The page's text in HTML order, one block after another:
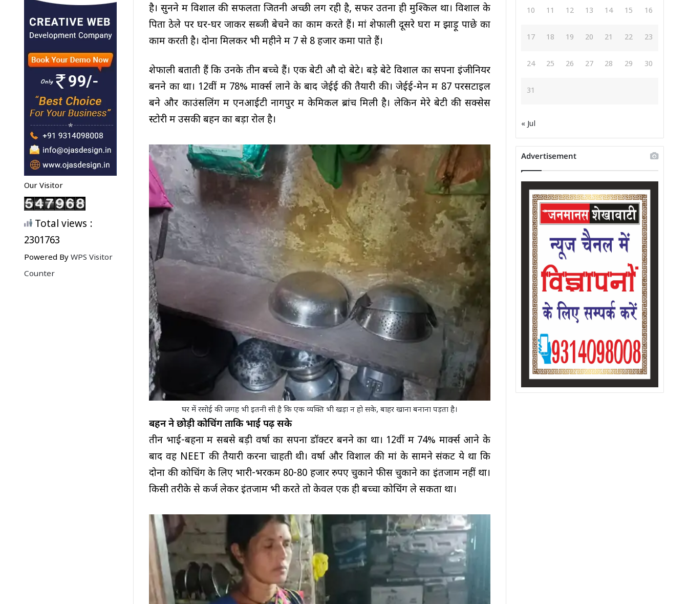
Our Visitor
Total views :
2301763
Powered By WPS Visitor
Counter
है। सुनने में विशाल की सफलता जितनी अच्छी लग रही है, सफर उतना ही मुश्किल था। विशाल के
पिता ठेले पर घर-घर जाकर सब्जी बेचने का काम करते हैं। मां शेफाली दूसरे घरों में झाड़ू पोंछे का
काम करती है। दोनों मिलकर भी महीने में 7 से 8 हजार कमा पाते हैं।
शेफाली बताती हैं कि उनके तीन बच्चे हैं। एक बेटी औ दो बेटे। बड़े बेटे विशाल का सपना इंजीनियर
बनने का था। 12वीं में 78% मार्क्स लाने के बाद जेईई की तैयारी की। जेईई-मेन में 87 परसेंटाइल
बने और काउंसलिंग में एनआईटी नागपुर में केमिकल ब्रांच मिली है। लेकिन मेरे बेटी की सक्सेस
स्टोरी में उसकी बहन का बड़ा रोल है।
घर में रसोई की जगह भी इतनी सी है कि एक व्यक्ति भी खड़ा न हो सके, बाहर खाना बनाना पड़ता है।
बहन ने छोड़ी कोचिंग ताकि भाई पढ़ सके
तीन भाई-बहनों में सबसे बड़ी वर्षा का सपना डॉक्टर बनने का था। 12वीं में 74% मार्क्स आने के
बाद वह NEET की तैयारी करना चाहती थी। वर्षा और विशाल की मां के सामने संकट ये था कि
दोनों की कोचिंग के लिए भारी-भरकम 80-80 हजार रुपए चुकाने फीस चुकाने का इंतजाम नहीं था।
किसी तरीके से कर्ज लेकर इंतजाम भी करते तो केवल एक ही बच्चा कोचिंग ले सकता था।
10 11 12 13 14 15 16
17 18 19 20 21 22 23
24 25 26 27 28 29 30
31
« Jul
Advertisement